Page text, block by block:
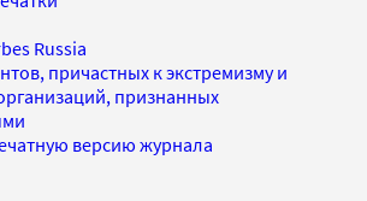
Russia
причастных к экстремизму и
признанных
версию журнала